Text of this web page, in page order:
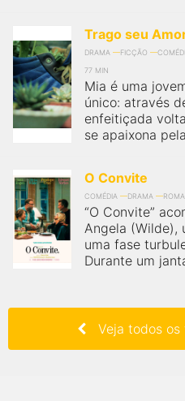
Trago seu
DRAMA FICÇÃO
77 MIN
Mia é uma
único: através
enfeitiçada
se apaixona
O Convite
COMÉDIA DRAMA
“O Convite”
Angela (Wilde),
uma fase
Durante um
Veja todos os